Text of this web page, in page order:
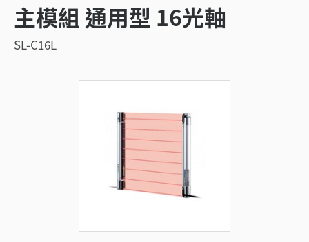
主模組 通用型 16光軸
SL-C16L